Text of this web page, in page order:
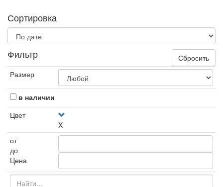
Сортировка
Фильтр
Сбросить
Размер
в наличии
Цвет
X
от
до
Цена